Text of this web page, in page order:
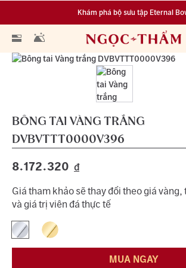
Khám phá bộ sưu tập Eternal
Đa dạng lựa chọn tích luỹ từ 0.1 chỉ
BÔNG TAI VÀNG TRẮNG
DVBVTTT0000V396
8.172.320 đ
Giá tham khảo sẽ thay đổi theo giá vàng,
và giá trị viên đá thực tế
MUA NGAY